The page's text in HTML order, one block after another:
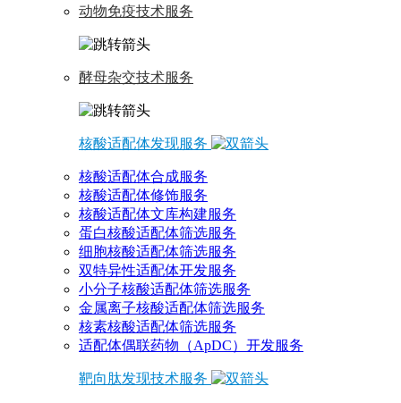
动物免疫技术服务
酵母杂交技术服务
核酸适配体发现服务
核酸适配体合成服务
核酸适配体修饰服务
核酸适配体文库构建服务
蛋白核酸适配体筛选服务
细胞核酸适配体筛选服务
双特异性适配体开发服务
小分子核酸适配体筛选服务
金属离子核酸适配体筛选服务
核素核酸适配体筛选服务
适配体偶联药物（ApDC）开发服务
靶向肽发现技术服务